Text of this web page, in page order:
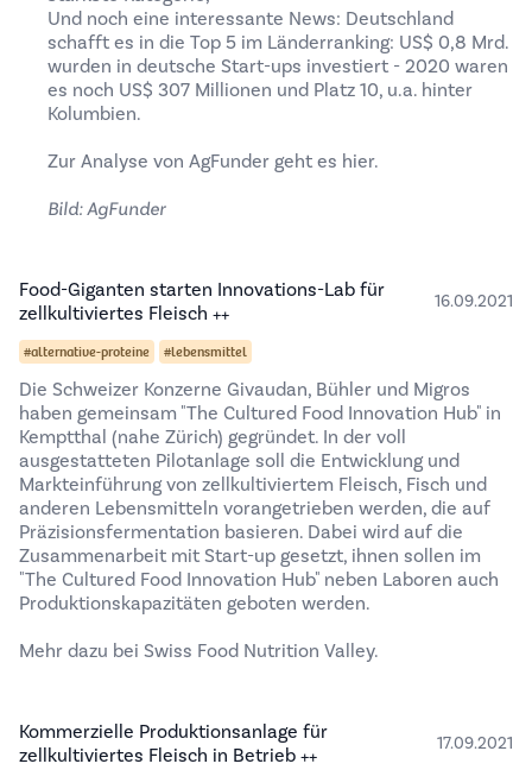
Und noch eine interessante News: Deutschland
schafft es in die Top 5 im Länderranking: US$ 0,8 Mrd.
wurden in deutsche Start-ups investiert - 2020 waren
es noch US$ 307 Millionen und Platz 10, u.a. hinter
Kolumbien.
Zur Analyse von AgFunder geht es hier.
Bild: AgFunder
Food-Giganten starten Innovations-Lab für
zellkultiviertes Fleisch ++
16.09.2021
#alternative-proteine #lebensmittel
Die Schweizer Konzerne Givaudan, Bühler und Migros
haben gemeinsam "The Cultured Food Innovation Hub" in
Kemptthal (nahe Zürich) gegründet. In der voll
ausgestatteten Pilotanlage soll die Entwicklung und
Markteinführung von zellkultiviertem Fleisch, Fisch und
anderen Lebensmitteln vorangetrieben werden, die auf
Präzisionsfermentation basieren. Dabei wird auf die
Zusammenarbeit mit Start-up gesetzt, ihnen sollen im
"The Cultured Food Innovation Hub" neben Laboren auch
Produktionskapazitäten geboten werden.
Mehr dazu bei Swiss Food Nutrition Valley.
Kommerzielle Produktionsanlage für
zellkultiviertes Fleisch in Betrieb ++
17.09.2021